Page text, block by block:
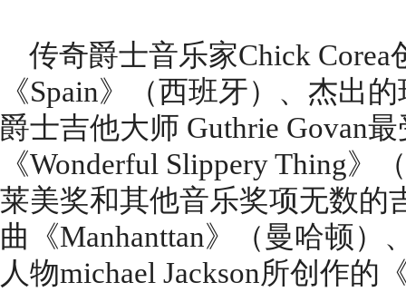
传奇爵士音乐家Chick
《Spain》（西班牙）、杰出
爵士吉他大师 Guthrie Govan
《Wonderful Slippery Thing
莱美奖和其他音乐奖项无数的
曲《Manhanttan》（曼哈顿）
人物michael Jackson所创作的